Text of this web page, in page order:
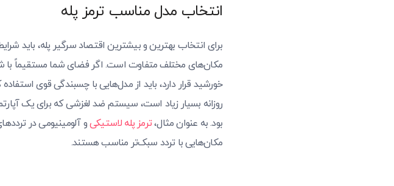
انتخاب مدل مناسب ترمز پله
برای انتخاب بهترین و بیشترین اقتصاد سرگیر پله، باید
مکان‌های مختلف متفاوت است. اگر فضای شما مستقیماً با
خورشید قرار دارد، باید از مدل‌هایی با چسبندگی قوی استفاده
روزانه بسیار زیاد است، سیستم ضد لغزشی که برای یک
بود. به عنوان مثال،ترمز پله لاستیکی
مکان‌هایی با تردد سبک‌تر مناسب هستند.